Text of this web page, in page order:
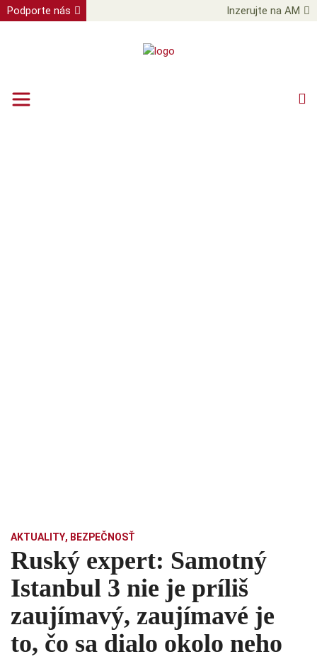
Podporte nás Inzerujte na AM
AKTUALITY, BEZPEČNOSŤ
Ruský expert: Samotný
Istanbul 3 nie je príliš
zaujímavý, zaujímavé je
to, čo sa dialo okolo neho